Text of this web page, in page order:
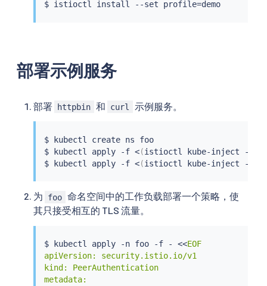
$ istioctl install --set profile= demo
部署示例服务
部署 httpbin 和 curl 示例服务。
$ kubectl
create ns foo
$ kubectl apply -f <(istioctl kube-inject -f
$ kubectl apply -f <(istioctl kube-inject -f
为 foo 命名空间中的工作负载部署一个策略，使
其只接受相互的 TLS 流量。
$ kubectl apply -n foo -f - <<EOF
apiVersion: security.istio.io/v1
kind: PeerAuthentication
metadata: